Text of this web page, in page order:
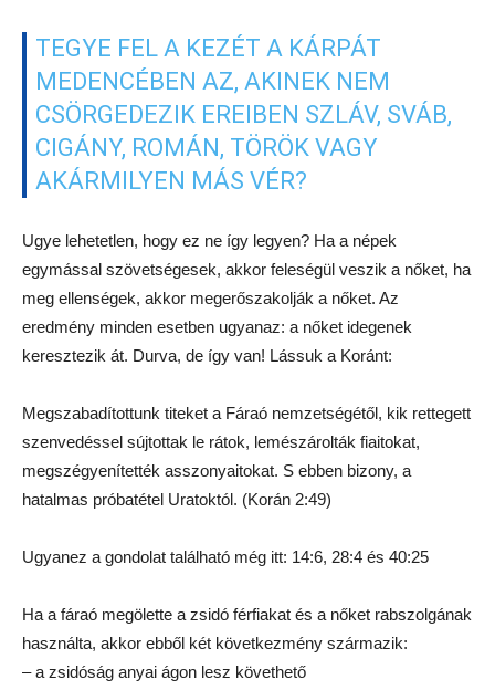
TEGYE FEL A KEZÉT A KÁRPÁT
MEDENCÉBEN AZ, AKINEK NEM
CSÖRGEDEZIK EREIBEN SZLÁV, SVÁB,
CIGÁNY, ROMÁN, TÖRÖK VAGY
AKÁRMILYEN MÁS VÉR?
Ugye lehetetlen, hogy ez ne így legyen? Ha a népek
egymással szövetségesek, akkor feleségül veszik a nőket, ha
meg ellenségek, akkor megerőszakolják a nőket. Az
eredmény minden esetben ugyanaz: a nőket idegenek
keresztezik át. Durva, de így van! Lássuk a Koránt:
Megszabadítottunk titeket a Fáraó nemzetségétől, kik rettegett
szenvedéssel sújtottak le rátok, lemészárolták fiaitokat,
megszégyenítették asszonyaitokat. S ebben bizony, a
hatalmas próbatétel Uratoktól. (Korán 2:49)
Ugyanez a gondolat található még itt: 14:6, 28:4 és 40:25
Ha a fáraó megölette a zsidó férfiakat és a nőket rabszolgának
használta, akkor ebből két következmény származik:
– a zsidóság anyai ágon lesz követhető